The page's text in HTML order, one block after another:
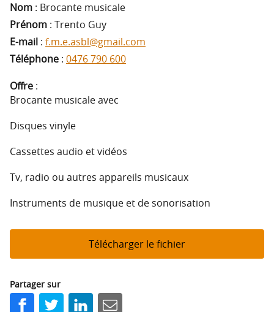
Nom : Brocante musicale
Prénom : Trento Guy
E-mail : f.m.e.asbl@gmail.com
Téléphone : 0476 790 600
Offre :
Brocante musicale avec
Disques vinyle
Cassettes audio et vidéos
Tv, radio ou autres appareils musicaux
Instruments de musique et de sonorisation
Télécharger le fichier
Partager sur